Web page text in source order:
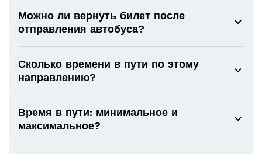
Можно ли вернуть билет после
отправления автобуса?
Сколько времени в пути по этому
направлению?
Время в пути: минимальное и
максимальное?